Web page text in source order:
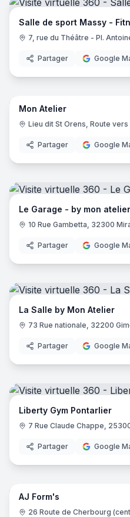
Salle de sport Massy -
Partager Google
Mon Atelier
Lieu dit St Orens, Route
Partager Google
Le Garage - by mon atelier
10 Rue Gambetta, 32300
Partager Google
La Salle by Mon Atelier
73 Rue nationale, 32200
Partager Google
Liberty Gym Pontarlier
7 Rue Claude Chappe,
Partager Google
AJ Form's